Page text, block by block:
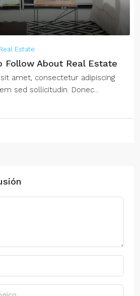
Real Estate
Follow About Real Estate
amet, consectetur adipiscing
sed sollicitudin. Donec...